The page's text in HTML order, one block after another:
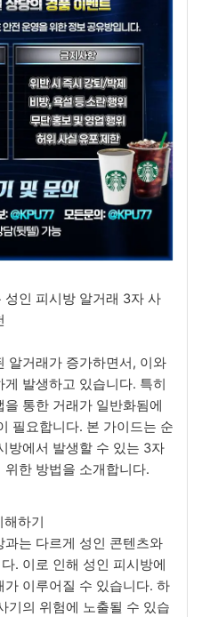
성인 피시방 알거래 3자 사
알거래가 증가하면서, 이와
발생하고 있습니다. 특히
통한 거래가 일반화됨에
필요합니다. 본 가이드는 순
방에서 발생할 수 있는 3자
한 방법을 소개합니다.
하기
는 다르게 성인 콘텐츠와
. 이로 인해 성인 피시방에
이루어질 수 있습니다. 하
기의 위험에 노출될 수 있습